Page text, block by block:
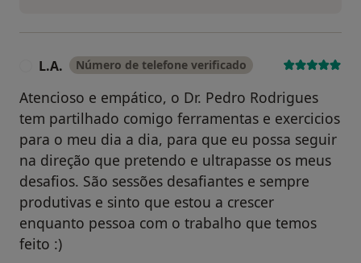
L.A. Número de telefone verificado
Atencioso e empático, o Dr. Pedro Rodrigues
tem partilhado comigo ferramentas e exercicios
para o meu dia a dia, para que eu possa seguir
na direção que pretendo e ultrapasse os meus
desafios. São sessões desafiantes e sempre
produtivas e sinto que estou a crescer
enquanto pessoa com o trabalho que temos
feito :)